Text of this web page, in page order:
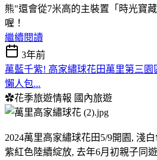
熊"還會從7米高的主裝置「時光寶
喔！
繼續閱讀
3年前
萬藍千紫! 高家繡球花田萬里第三
懶人包...
✿花季旅遊情報 國內旅遊
2024萬里高家繡球花田5/9開園, 淺
紫紅色陸續綻放, 去年6月初親子同